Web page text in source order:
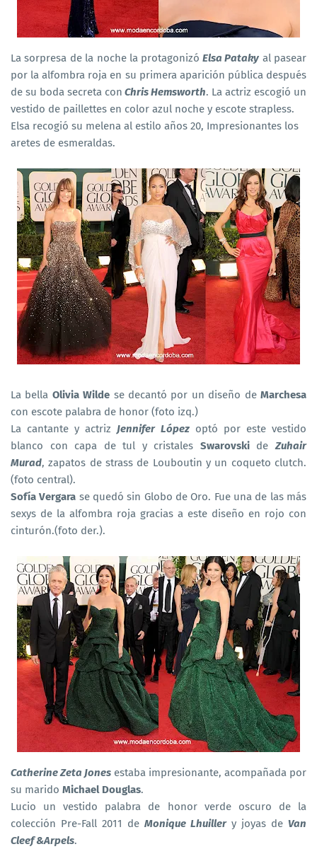
La sorpresa de la noche la protagonizó Elsa Pataky al pasear
por la alfombra roja en su primera aparición pública después
de su boda secreta con Chris Hemsworth. La actriz escogió un
vestido de paillettes en color azul noche y escote strapless.
Elsa recogió su melena al estilo años 20, Impresionantes los
aretes de esmeraldas.
La bella Olivia Wilde se decantó por un diseño deMarchesa
con escote palabra de honor (foto izq.)
La cantante y actrizJennifer Lópezoptó por este vestido
blanco con capa de tul y cristales SwarovskideZuhair
Murad, zapatos de strass de Louboutin y un coqueto clutch.
(foto central).
Sofía Vergara se quedó sin Globo de Oro. Fue una de las más
sexys de la alfombra roja gracias a este diseño en rojo con
cinturón.(foto der.).
Catherine Zeta Jones estaba impresionante, acompañada por
su marido Michael Douglas.
Lucio un vestido palabra de honor verde oscuro de la
colección Pre-Fall 2011 de Monique Lhuillery joyas de Van
Cleef &Arpels.